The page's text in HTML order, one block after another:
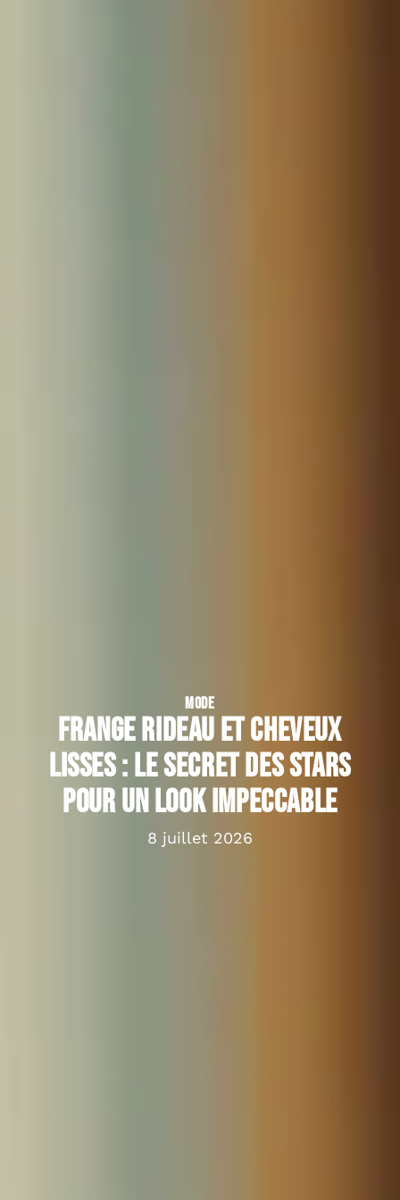
MODE
Frange rideau et cheveux
lisses : le secret des stars
pour un look impeccable
8 juillet 2026